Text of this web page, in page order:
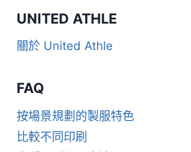
UNITED ATHLE
關於 United Athle
FAQ
按場景規劃的製服特色
比較不同印刷